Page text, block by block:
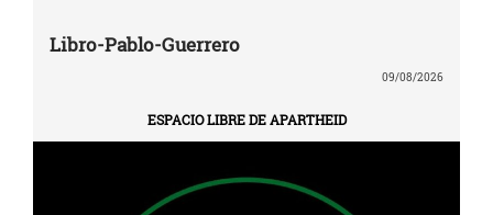
Libro-Pablo-Guerrero
09/08/2026
ESPACIO LIBRE DE APARTHEID